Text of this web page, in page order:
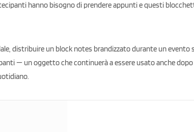
hanno bisogno di prendere appunti e questi
distribuire un block notes brandizzato durante un evento
— un oggetto che continuerà a essere usato anche